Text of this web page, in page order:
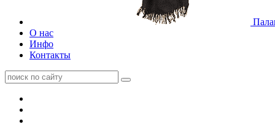
О нас
Инфо
Контакты